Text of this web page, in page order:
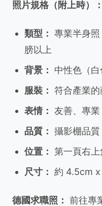
照片規格（附上時）：
類型： 專業半身
膀以上
背景：
中性色（白
服裝： 符合產業
表情： 友善、專業
品質： 攝影棚品
位置： 第一頁右上
尺寸： 約 4.5cm x
德國求職照： 前往專